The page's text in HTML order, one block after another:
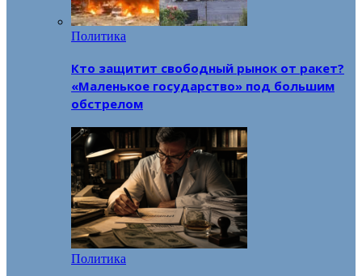
Политика
Кто защитит свободный рынок от ракет?
«Маленькое государство» под большим
обстрелом
Политика